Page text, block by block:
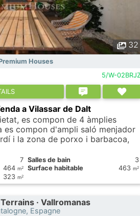
32
Houses
5/W-
a Vilassar de Dalt
es compon de 4 àmplies
es compon d'ampli saló menjador
i la zona de porxo i barbacoa,
7 Salles de bain
3
464 m2 Surface habitable 463 m2
323 m2
· Vallromanas
Espagne